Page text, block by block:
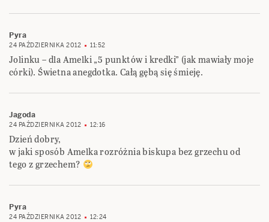
Pyra
24 PAŹDZIERNIKA 2012 11:52
Jolinku – dla Amelki „5 punktów i kredki” (jak mawiały moje
córki). Świetna anegdotka. Całą gębą się śmieję.
Jagoda
24 PAŹDZIERNIKA 2012 12:16
Dzień dobry,
w jaki sposób Amelka rozróżnia biskupa bez grzechu od
tego z grzechem?
Pyra
24 PAŹDZIERNIKA 2012 12:24